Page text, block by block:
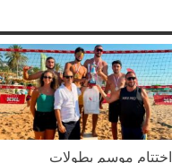
اختتام موسم بطولات